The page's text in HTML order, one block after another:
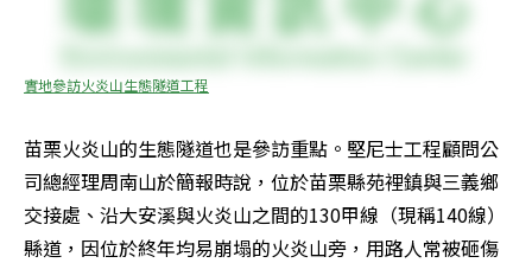
實地參訪火炎山生態隧道工程
苗栗火炎山的生態隧道也是參訪重點。堅尼士工程顧問公
司總經理周南山於簡報時說，位於苗栗縣苑裡鎮與三義鄉
交接處、沿大安溪與火炎山之間的130甲線（現稱140線）
縣道，因位於終年均易崩塌的火炎山旁，用路人常被砸傷